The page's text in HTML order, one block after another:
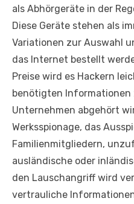
als Abhörgeräte in der
Diese Geräte stehen als
Variationen zur Auswahl
das Internet bestellt
Preise wird es Hackern
benötigten Informationen
Unternehmen abgehört
Werksspionage, das
Familienmitgliedern,
ausländische oder
den Lauschangriff wird
vertrauliche